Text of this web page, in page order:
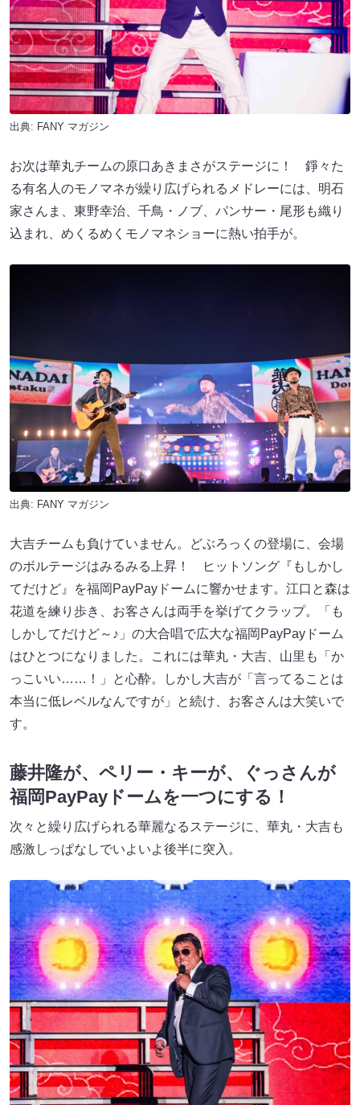
出典: FANY マガジン
お次は華丸チームの原口あきまさがステージに！ 錚々た
る有名人のモノマネが繰り広げられるメドレーには、明石
家さんま、東野幸治、千鳥・ノブ、パンサー・尾形も織り
込まれ、めくるめくモノマネショーに熱い拍手が。
出典: FANY マガジン
大吉チームも負けていません。どぶろっくの登場に、会場
のボルテージはみるみる上昇！ ヒットソング『もしかし
てだけど』を福岡PayPayドームに響かせます。江口と森は
花道を練り歩き、お客さんは両手を挙げてクラップ。「も
しかしてだけど～♪」の大合唱で広大な福岡PayPayドーム
はひとつになりました。これには華丸・大吉、山里も「か
っこいい……！」と心酔。しかし大吉が「言ってることは
本当に低レベルなんですが」と続け、お客さんは大笑いで
す。
藤井隆が、ペリー・キーが、ぐっさんが
福岡PayPayドームを一つにする！
次々と繰り広げられる華麗なるステージに、華丸・大吉も
感激しっぱなしでいよいよ後半に突入。